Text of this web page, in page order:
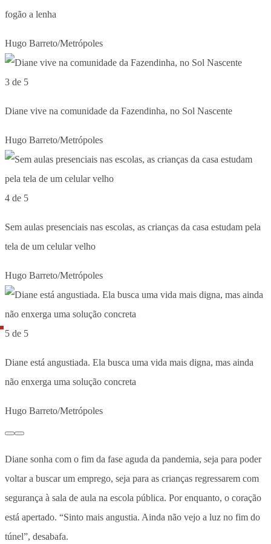
fogão a lenha
Hugo Barreto/Metrópoles
3 de 5
Diane vive na comunidade da Fazendinha, no Sol Nascente
Hugo Barreto/Metrópoles
4 de 5
Sem aulas presenciais nas escolas, as crianças da casa estudam pela
tela de um celular velho
Hugo Barreto/Metrópoles
5 de 5
Diane está angustiada. Ela busca uma vida mais digna, mas ainda
não enxerga uma solução concreta
Hugo Barreto/Metrópoles
Diane sonha com o fim da fase aguda da pandemia, seja para poder
voltar a buscar um emprego, seja para as crianças regressarem com
segurança à sala de aula na escola pública. Por enquanto, o coração
está apertado. “Sinto mais angustia. Ainda não vejo a luz no fim do
túnel”, desabafa.